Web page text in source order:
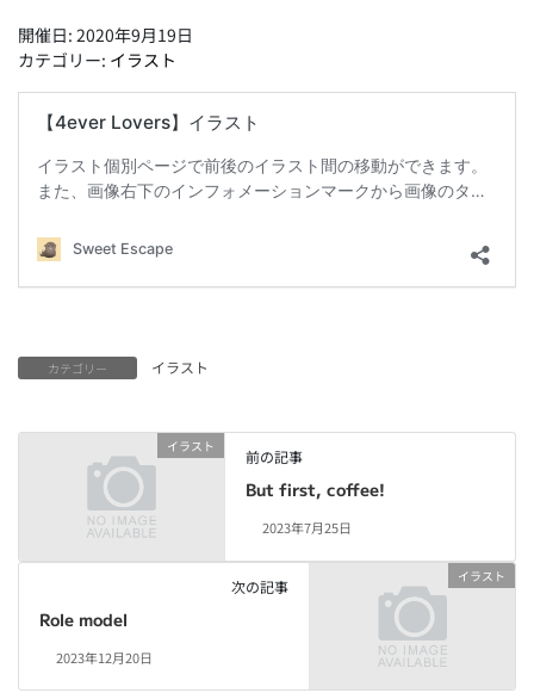
開催日: 2020年9月19日
カテゴリー: イラスト
カテゴリー イラスト
イラスト
前の記事
But first, coffee!
2023年7月25日
イラスト
次の記事
Role model
2023年12月20日